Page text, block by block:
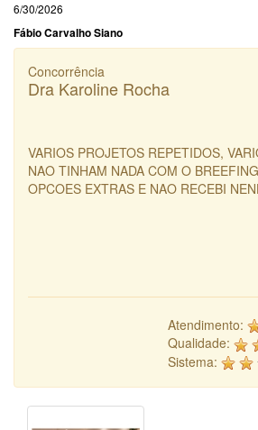
6/30/2026
Fábio Carvalho Siano
Concorrência
Dra Karoline Rocha
VARIOS PROJETOS REPETIDOS,
NAO TINHAM NADA COM O
OPCOES EXTRAS E NAO RECEBI
Atendimento:
Qualidade:
Sistema: